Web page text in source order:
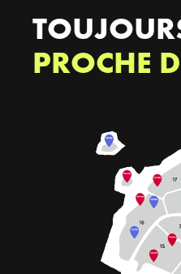
PROCHE